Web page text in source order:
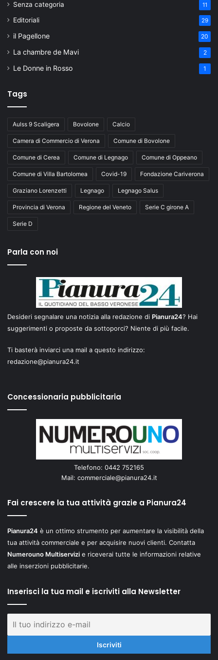
Senza categoria 11
Editoriali 29
il Pagellone 20
La chambre de Mavi 2
Le Donne in Rosso 1
Tags
Aulss 9 Scaligera Bovolone Calcio
Camera di Commercio di Verona Comune di Bovolone
Comune di Cerea Comune di Legnago Comune di Oppeano
Comune di Villa Bartolomea Covid-19 Fondazione Cariverona
Graziano Lorenzetti Legnago Legnago Salus
Provincia di Verona Regione del Veneto Serie C girone A
Serie D
Parla con noi
Desideri segnalare una notizia alla redazione di Pianura24? Hai
suggerimenti o proposte da sottoporci? Niente di più facile.
Ti basterà inviarci una mail a questo indirizzo:
redazione@pianura24.it
Concessionaria pubblicitaria
Telefono: 0442 752165
Mail: commerciale@pianura24.it
Fai crescere la tua attività grazie a Pianura24
Pianura24 è un ottimo strumento per aumentare la visibilità della
tua attività commerciale e per acquisire nuovi clienti. Contatta
Numerouno Multiservizi e riceverai tutte le informazioni relative
alle inserzioni pubblicitarie.
Inserisci la tua mail e iscriviti alla Newsletter